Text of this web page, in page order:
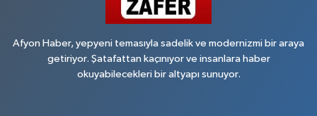
Afyon Haber, yepyeni temasıyla sadelik ve modernizmi bir araya
getiriyor. Şatafattan kaçınıyor ve insanlara haber
okuyabilecekleri bir altyapı sunuyor.